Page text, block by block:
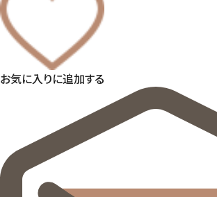
お気に入りに追加する